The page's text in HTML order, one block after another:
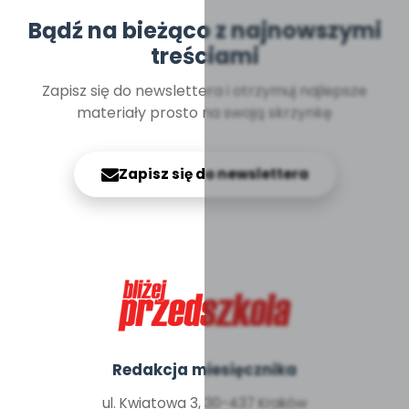
Bądź na bieżąco z najnowszymi
treściami
Zapisz się do newslettera i otrzymuj najlepsze
materiały prosto na swoją skrzynkę
Zapisz się do newslettera
Redakcja miesięcznika
ul. Kwiatowa 3, 30-437 Kraków